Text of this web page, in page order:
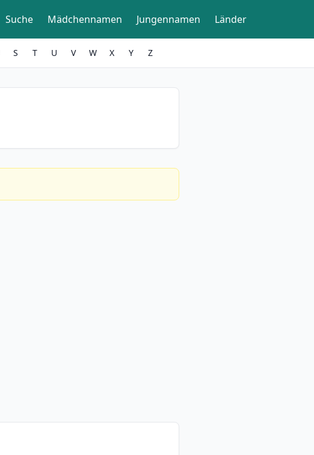
Suche Mädchennamen Jungennamen Länder
S T U V W X Y Z